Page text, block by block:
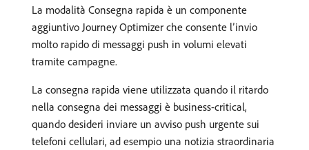
La modalità Consegna rapida è un componente
aggiuntivo Journey Optimizer che consente l’invio
molto rapido di messaggi push in volumi elevati
tramite campagne.
La consegna rapida viene utilizzata quando il ritardo
nella consegna dei messaggi è business-critical,
quando desideri inviare un avviso push urgente sui
telefoni cellulari, ad esempio una notizia straordinaria